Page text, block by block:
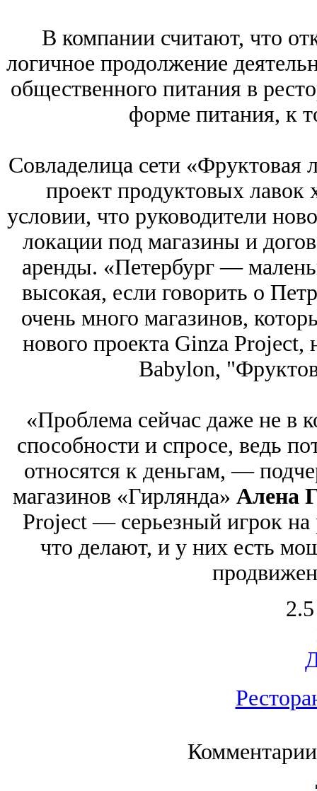
В компании считают, что
логичное продолжение
общественного питания в
форме питания, к
Совладелица сети «Фруктовая
проект продуктовых
условии, что руководители
локации под магазины и
аренды. «Петербург —
высокая, если говорить о
очень много магазинов,
нового проекта Ginza
Babylon,
«Проблема сейчас даже не в
способности и спросе, ведь
относятся к деньгам, —
магазинов «Гирлянда» Алена
Project — серьезный игрок
что делают, и у них есть